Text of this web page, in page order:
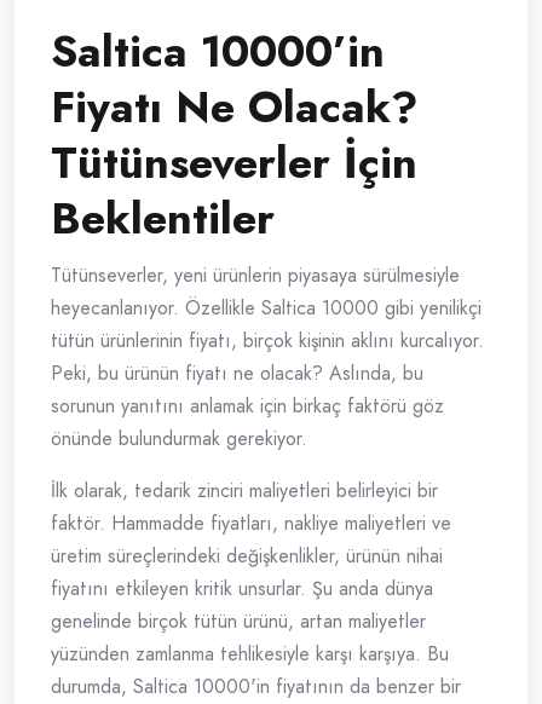
Saltica 10000’in
Fiyatı Ne Olacak?
Tütünseverler İçin
Beklentiler
Tütünseverler, yeni ürünlerin piyasaya sürülmesiyle
heyecanlanıyor. Özellikle Saltica 10000 gibi yenilikçi
tütün ürünlerinin fiyatı, birçok kişinin aklını kurcalıyor.
Peki, bu ürünün fiyatı ne olacak? Aslında, bu
sorunun yanıtını anlamak için birkaç faktörü göz
önünde bulundurmak gerekiyor.
İlk olarak, tedarik zinciri maliyetleri belirleyici bir
faktör. Hammadde fiyatları, nakliye maliyetleri ve
üretim süreçlerindeki değişkenlikler, ürünün nihai
fiyatını etkileyen kritik unsurlar. Şu anda dünya
genelinde birçok tütün ürünü, artan maliyetler
yüzünden zamlanma tehlikesiyle karşı karşıya. Bu
durumda, Saltica 10000'in fiyatının da benzer bir